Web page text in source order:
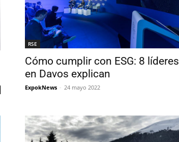
RSE
Cómo cumplir con ESG: 8 líderes
en Davos explican
ExpokNews - 24 mayo 2022